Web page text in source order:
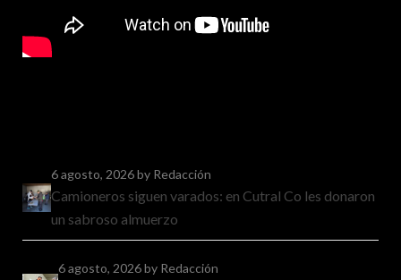
6 agosto, 2026by Redacción
Camioneros siguen varados: en Cutral Co les donaron
un sabroso almuerzo
6 agosto, 2026by Redacción